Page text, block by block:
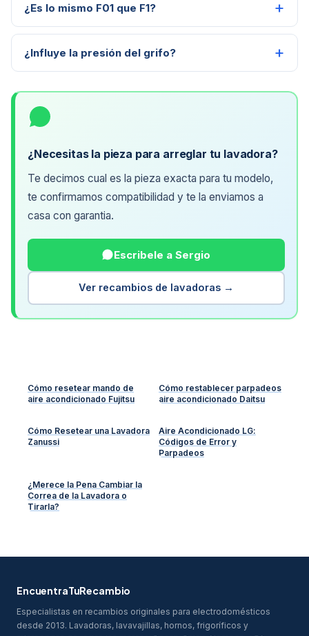
¿Es lo mismo F01 que F1?
¿Influye la presión del grifo?
¿Necesitas la pieza para arreglar tu lavadora?
Te decimos cual es la pieza exacta para tu modelo,
te confirmamos compatibilidad y te la enviamos a
casa con garantia.
Escribele a Sergio
Ver recambios de lavadoras →
Cómo resetear mando de
aire acondicionado Fujitsu
Cómo restablecer parpadeos
aire acondicionado Daitsu
Cómo Resetear una Lavadora
Zanussi
Aire Acondicionado LG:
Códigos de Error y
Parpadeos
¿Merece la Pena Cambiar la
Correa de la Lavadora o
Tirarla?
EncuentraTuRecambio
Especialistas en recambios originales para electrodomésticos
desde 2013. Lavadoras, lavavajillas, hornos, frigoríficos y